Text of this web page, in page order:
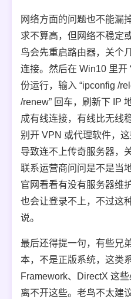
网络方面的问题也不能漏
求不算高，但网络不稳定
鸟会先重启路由器，关个
连接。然后在 Win10 里开
份运行，输入 “ipconfig /
/renew” 回车，刷新下 IP
成有线连接，有线比无线
别开 VPN 或代理软件，
导致连不上传奇服务器，
联系运营商问问是不是当
官网看看有没有服务器维
也会让登录不上，不过这
说。
最后还得提一句，有些兄
本，不是正版系统，这类
Framework、DirectX 这
离不开这些。老鸟不太建